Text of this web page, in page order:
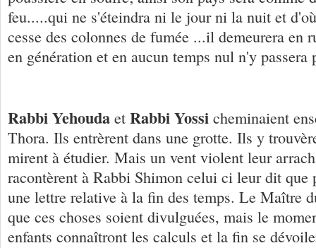
feu.....qui ne s'éteindra ni le jour ni la nuit et
cesse des colonnes de fumée ...il demeurera en
en génération et en aucun temps nul n'y passera
Rabbi Yehouda et Rabbi Yossi cheminaient
Thora. Ils entrèrent dans une grotte. Ils y
mirent à étudier. Mais un vent violent leur
racontèrent à Rabbi Shimon celui ci leur dit que
une lettre relative à la fin des temps. Le Maître
que ces choses soient divulguées, mais le
enfants connaîtront les calculs et la fin se